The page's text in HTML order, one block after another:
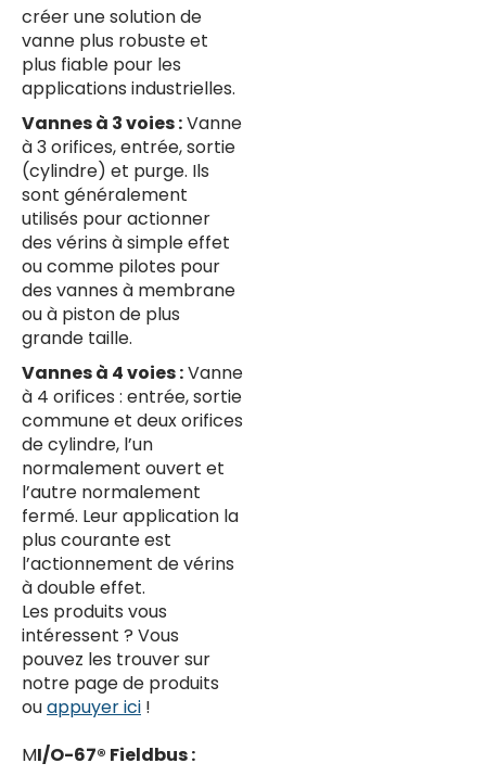
créer une solution de
vanne plus robuste et
plus fiable pour les
applications industrielles.
Vannes à 3 voies :Vanne
à 3 orifices, entrée, sortie
(cylindre) et purge. Ils
sont généralement
utilisés pour actionner
des vérins à simple effet
ou comme pilotes pour
des vannes à membrane
ou à piston de plus
grande taille.
Vannes à 4 voies :Vanne
à 4 orifices : entrée, sortie
commune et deux orifices
de cylindre, l’un
normalement ouvert et
l’autre normalement
fermé. Leur application la
plus courante est
l’actionnement de vérins
à double effet.
Les produits vous
intéressent ? Vous
pouvez les trouver sur
notre page de produits
ouappuyer ici !
MI/O-67® Fieldbus :